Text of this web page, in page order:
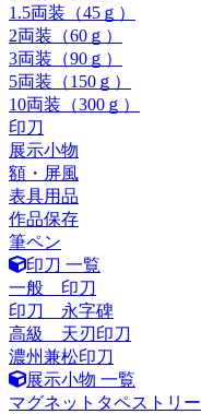
1.5両装（45ｇ）
2両装（60ｇ）
3両装（90ｇ）
5両装（150ｇ）
10両装（300ｇ）
印刀
展示小物
額・屏風
表具用品
作品保存
筆ペン
印刀 一覧
一般 印刀
印刀 永字碑
高級 天刃印刀
濃州兼松印刀
展示小物 一覧
マグネットタペストリー